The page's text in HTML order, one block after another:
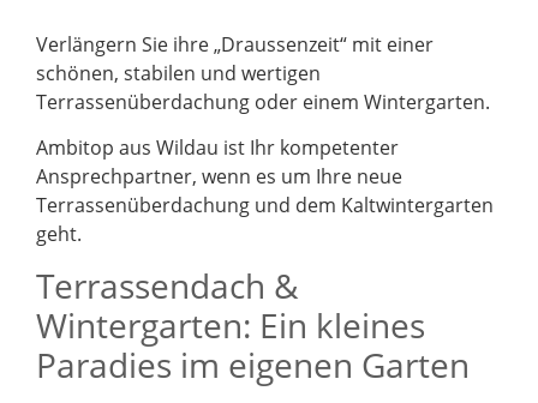
Verlängern Sie ihre „Draussenzeit“ mit einer
schönen, stabilen und wertigen
Terrassenüberdachung oder einem Wintergarten.
Ambitop aus Wildau ist Ihr kompetenter
Ansprechpartner, wenn es um Ihre neue
Terrassenüberdachung und dem Kaltwintergarten
geht.
Terrassendach &
Wintergarten: Ein kleines
Paradies im eigenen Garten